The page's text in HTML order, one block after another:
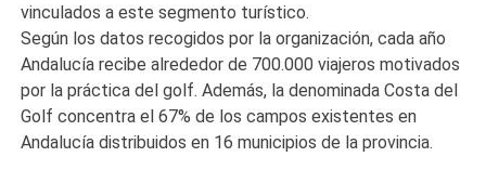
vinculados a este segmento turístico.
Según los datos recogidos por la organización, cada año
Andalucía recibe alrededor de 700.000 viajeros motivados
por la práctica del golf. Además, la denominada Costa del
Golf concentra el 67% de los campos existentes en
Andalucía distribuidos en 16 municipios de la provincia.